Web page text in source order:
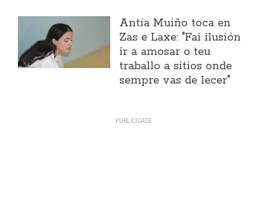
Antía Muíño toca en
Zas e Laxe: "Fai ilusión
ir a amosar o teu
traballo a sitios onde
sempre vas de lecer"